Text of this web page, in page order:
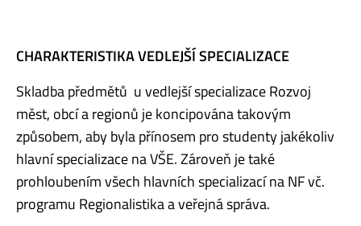
CHARAKTERISTIKA VEDLEJŠÍ SPECIALIZACE
Skladba předmětů u vedlejší specializace Rozvoj
měst, obcí a regionů je koncipována takovým
způsobem, aby byla přínosem pro studenty jakékoliv
hlavní specializace na VŠE. Zároveň je také
prohloubením všech hlavních specializací na NF vč.
programu Regionalistika a veřejná správa.